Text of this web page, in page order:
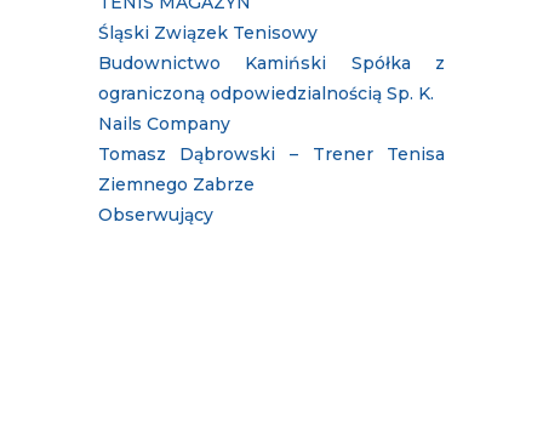
Śląski Związek Tenisowy
Budownictwo Kamiński Spółka z
ograniczoną odpowiedzialnością Sp. K.
Nails Company
Tomasz Dąbrowski – Trener Tenisa
Ziemnego Zabrze
Obserwujący